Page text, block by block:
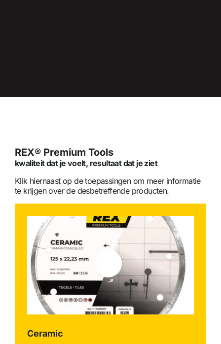
REX® Premium Tools
kwaliteit dat je voelt, resultaat dat je ziet
Klik hiernaast op de toepassingen om meer informatie
te krijgen over de desbetreffende producten.
Ceramic